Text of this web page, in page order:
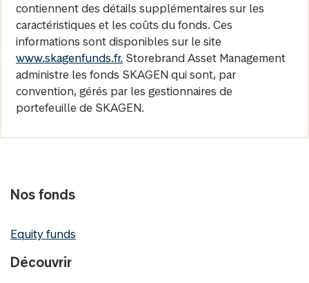
contiennent des détails supplémentaires sur les
caractéristiques et les coûts du fonds. Ces
informations sont disponibles sur le site
www.skagenfunds.fr. Storebrand Asset Management
administre les fonds SKAGEN qui sont, par
convention, gérés par les gestionnaires de
portefeuille de SKAGEN.
Nos fonds
Equity funds
Découvrir